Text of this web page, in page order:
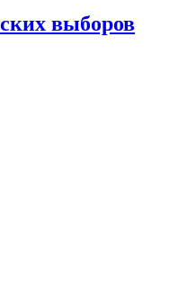
выборов